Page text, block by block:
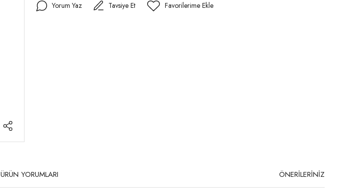
Yorum Yaz Tavsiye Et
ÜRÜN YORUMLARI ÖNERİLERİNİZ